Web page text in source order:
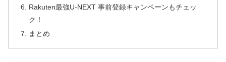
Rakuten最強U-NEXT 事前登録キャンペーンもチェッ
ク！
まとめ